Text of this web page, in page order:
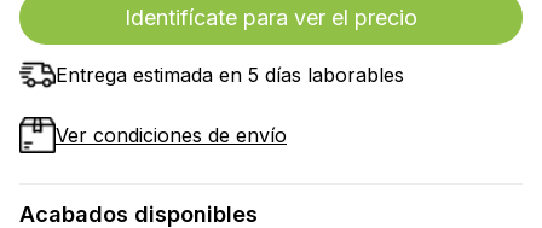
Identifícate para ver el precio
Entrega estimada en 5 días laborables
Ver condiciones de envío
Acabados disponibles